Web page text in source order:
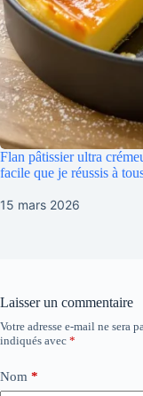
Flan pâtissier ultra
facile que je réussis à
15 mars 2026
Laisser un commentaire
Votre adresse e-mail ne sera
indiqués avec *
Nom *